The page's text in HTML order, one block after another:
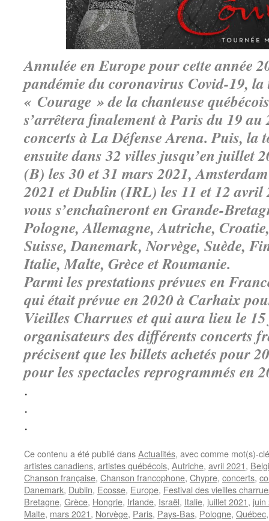
Annulée en Europe pour cette année
pandémie du coronavirus Covid-19,
« Courage » de la chanteuse
s’arrêtera finalement à Paris du 19
concerts à La Défense Arena. Puis, la
ensuite dans 32 villes jusqu’en juillet
(B) les 30 et 31 mars 2021,
2021 et Dublin (IRL) les 11 et 12 avril
vous s’enchaîneront en Grande-
Pologne, Allemagne, Autriche,
Suisse, Danemark, Norvège, Suède,
Italie, Malte, Grèce et Roumanie.
Parmi les prestations prévues en
qui était prévue en 2020 à Carhaix
Vieilles Charrues et qui aura lieu le
organisateurs des différents concerts
précisent que les billets achetés pour
pour les spectacles reprogrammés en
.
.
.
Ce contenu a été publié dansActualités, avec comme mot(s)-
artistes canadiens, artistes québécois, Autriche, avril 2021,
Chanson française, Chanson francophone, Chypre, concerts,
Danemark, Dublin, Ecosse, Europe, Festival des vieilles
Bretagne, Grèce, Hongrie, Irlande, Israël, Italie, juillet 2021, juin
Malte, mars 2021, Norvège, Paris, Pays-Bas, Pologne, Québec